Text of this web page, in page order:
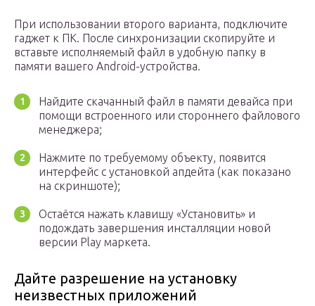
При использовании второго варианта, подключите
гаджет к ПК. После синхронизации скопируйте и
вставьте исполняемый файл в удобную папку в
памяти вашего Android-устройства.
Найдите скачанный файл в памяти девайса при
помощи встроенного или стороннего файлового
менеджера;
Нажмите по требуемому объекту, появится
интерфейс с установкой апдейта (как показано
на скриншоте);
Остаётся нажать клавишу «Установить» и
подождать завершения инсталляции новой
версии Play маркета.
Дайте разрешение на установку
неизвестных приложений